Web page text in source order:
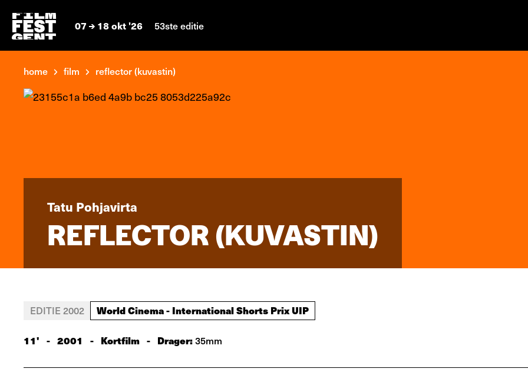
07 18 okt '26 53ste editie
home film reflector (kuvastin)
Tatu Pohjavirta
REFLECTOR (KUVASTIN)
EDITIE 2002 World Cinema - International Shorts Prix UIP
11' - 2001 - Kortfilm - Drager:35mm